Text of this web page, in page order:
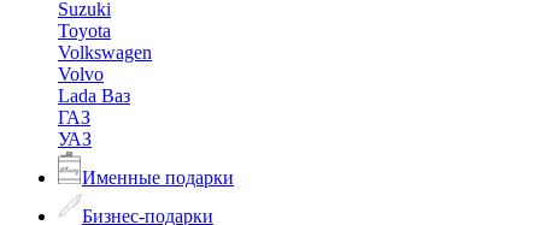
Suzuki
Toyota
Volkswagen
Volvo
Lada Ваз
ГАЗ
УАЗ
Именные подарки
Бизнес-подарки